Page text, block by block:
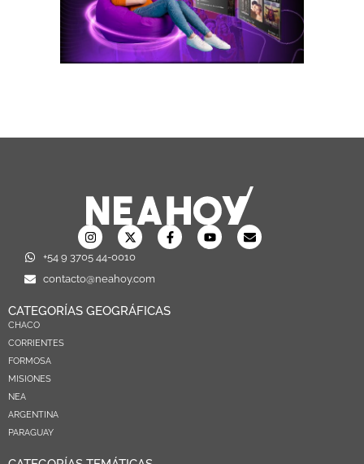
+54 9 3705 44-0010
contacto@neahoy.com
CATEGORÍAS GEOGRÁFICAS
CHACO
CORRIENTES
FORMOSA
MISIONES
NEA
ARGENTINA
PARAGUAY